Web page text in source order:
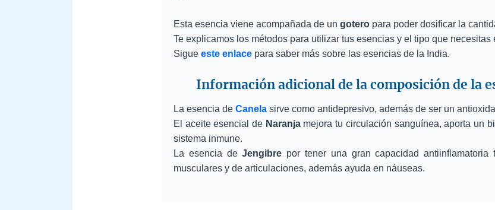
Esta esencia viene acompañada de un gotero para poder dosificar la
Te explicamos los métodos para utilizar tus esencias y el tipo que necesitas
Sigue este enlace para saber más sobre las esencias de la India.
Información adicional de la composición de la
La esencia de Canela sirve como antidepresivo, además de ser un
El aceite esencial de Naranja mejora tu circulación sanguínea, aporta un
sistema inmune.
La esencia deJengibre por tener una gran capacidad
musculares y de articulaciones, además ayuda en náuseas.